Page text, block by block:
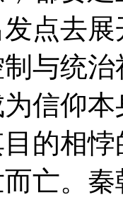
点去
与统
信仰
的相
亡。